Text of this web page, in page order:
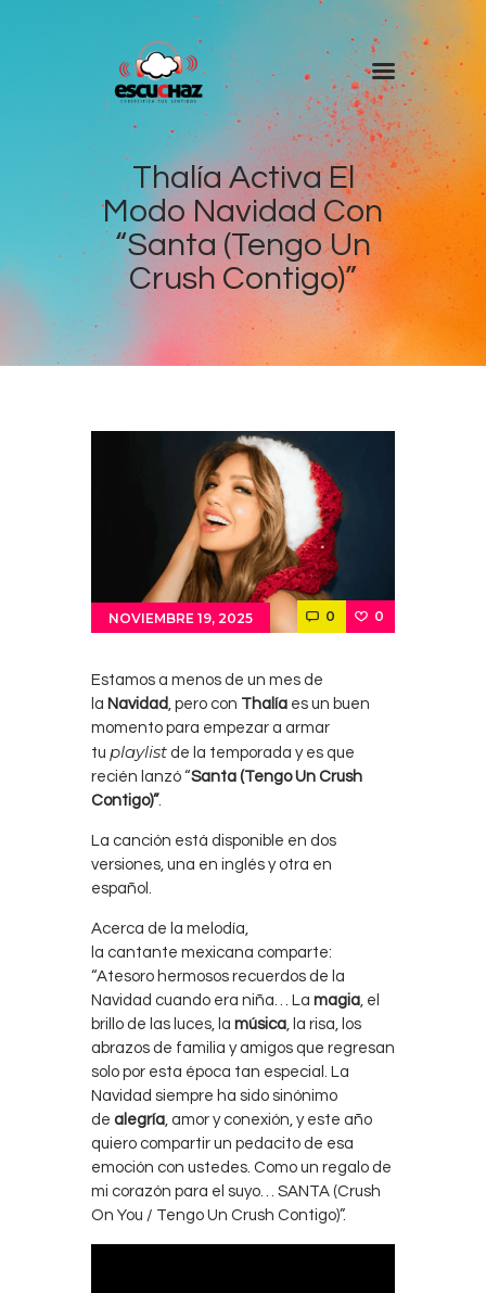
Thalía Activa El
Modo Navidad Con
“Santa (Tengo Un
Crush Contigo)”
Inicio
Programas
DJ’s
Colaboradores
Noticias
+ Escuchaz
Contacto
NOVIEMBRE 19, 2025 0 0
Estamos a menos de un mes de
la Navidad , pero con Thalía es un buen
momento para empezar a armar
tu playlist de la temporada y es que
recién lanzó “Santa (Tengo Un Crush
Contigo)”
La canción está disponible en dos
versiones, una en inglés y otra en
español.
Acerca de la melodía,
la cantante mexicana comparte:
“Atesoro hermosos recuerdos de la
Navidad cuando era niña… La magia , el
brillo de las luces, la música , la risa, los
abrazos de familia y amigos que regresan
solo por esta época tan especial. La
Navidad siempre ha sido sinónimo
de alegría , amor y conexión, y este año
quiero compartir un pedacito de esa
emoción con ustedes. Como un regalo de
mi corazón para el suyo… SANTA (Crush
On You / Tengo Un Crush Contigo)”.